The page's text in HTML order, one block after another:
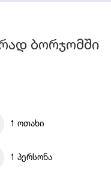
ბორჯომში
1 ოთახი
1 პერსონა